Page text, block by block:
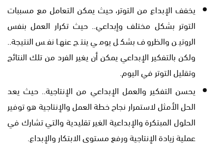
يخفف الإبداع من التوتر، حيث يمكن التعامل مع مسببات
التوتر بشكل مختلف وإبداعي.. حيث تكرار العمل بنفس
الروتين والظروف بشكل يومي ينتج عنها نفس النتيجة..
ولكن بالتفكير الإبداعي يمكن أن يغير الفرد من تلك النتائج
وتقليل التوتر في اليوم.
يحسن التفكير والعمل الإبداعي من الإنتاجية.. حيث يعد
الحل الأمثل لاستمرار نجاح خطة العمل والإنتاجية هو توفير
الحلول المبتكرة والإبداعية الغير تقليدية والتي تشارك في
عملية زيادة الإنتاجية ورفع مستوى الابتكار والإبداع.